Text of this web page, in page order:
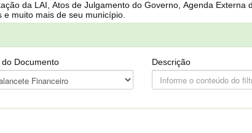
Câmara, Controle dos bens públicos e muito mais de seu município.
do Documento Descrição